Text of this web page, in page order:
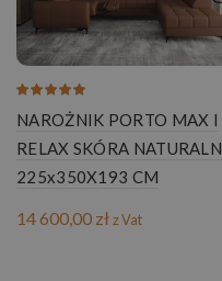
NAROŻNIK PORTO MAX I
RELAX SKÓRA
225x350X193 CM
14 600,00 złz Vat